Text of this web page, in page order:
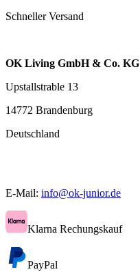
Schneller Versand
OK Living GmbH & Co. KG
Upstallstrable 13
14772 Brandenburg
Deutschland
E-Mail: info@ok-junior.de
Klarna Rechungskauf
PayPal